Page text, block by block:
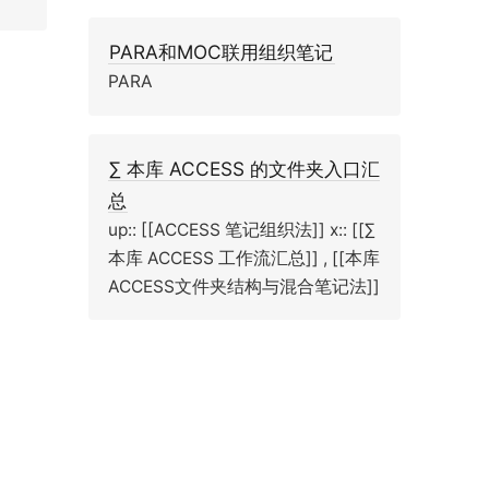
PARA和MOC联用组织笔记
PARA
∑ 本库 ACCESS 的文件夹入口汇
总
up:: [[ACCESS 笔记组织法]] x:: [[∑
本库 ACCESS 工作流汇总]] , [[本库
ACCESS文件夹结构与混合笔记法]]